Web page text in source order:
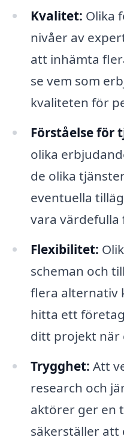
Kvalitet: Olika
nivåer av
att inhämta
se vem som
kvaliteten för
Förståelse för
olika
de olika
eventuella
vara
Flexibilitet:
scheman och
flera alternativ
hitta ett
ditt projekt när
Trygghet: Att
research och
aktörer ger en
säkerställer